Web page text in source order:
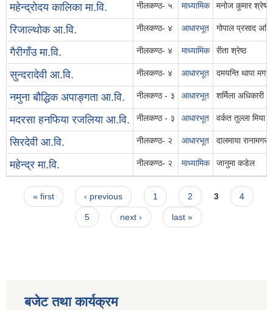
महेन्द्रोदय कालिका मा.वि. नीलकण्ठ- ५ माध्यामिक मनोज कुमार श्रेष्ठ
रिजाल्थोक आ.वि. नीलकण्ठ- ४ आधारभूत गोपाल प्रसाद
गैरीगाँउ मा.वि. नीलकण्ठ- ४ माध्यामिक रीता श्रेष्ठ
सुन्दरादेवी आ.वि. नीलकण्ठ- ४ आधारभूत दमयन्ति थापा मगर
नमुना बौद्धिक अपाङ्गता आ.वि. नीलकण्ठ - ३ आधारभूत शर्मिला अधिकारी
मदरसा हनफिया रजलिया आ.वि. नीलकण्ठ - ३ आधारभूत वर्कत तुल्ला मिया
सिरदेवी आ.वि. नीलकण्ठ- २ आधारभूत दालमाया रानामगर
महेन्द्र मा.वि. नीलकण्ठ- २ माध्यामिक जानुमा कडेल
Pages
« first ‹ previous 1 2 3 4
5 next › last »
बजेट तथा कार्यक्रम